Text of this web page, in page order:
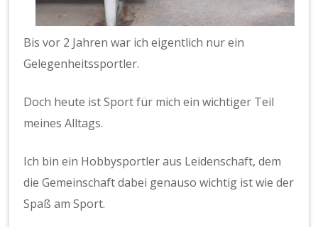
Bis vor 2 Jahren war ich eigentlich nur ein
Gelegenheitssportler.
Doch heute ist Sport für mich ein wichtiger Teil
meines Alltags.
Ich bin ein Hobbysportler aus Leidenschaft, dem
die Gemeinschaft dabei genauso wichtig ist wie der
Spaß am Sport.